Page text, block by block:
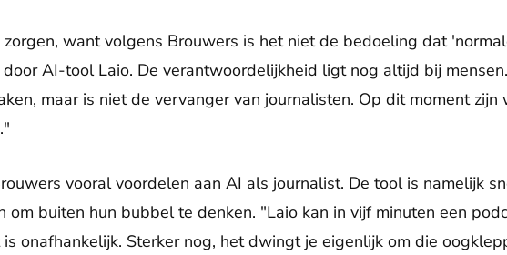
zorgen, want volgens Brouwers is het niet de bedoeling dat
AI-tool Laio. De verantwoordelijkheid ligt nog altijd bij
maar is niet de vervanger van journalisten. Op dit moment zijn
vooral voordelen aan AI als journalist. De tool is namelijk
om buiten hun bubbel te denken. "Laio kan in vijf minuten een
is onafhankelijk. Sterker nog, het dwingt je eigenlijk om die